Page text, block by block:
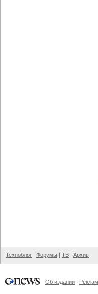
Техноблог | Форумы | ТВ | Архив
Об издании |